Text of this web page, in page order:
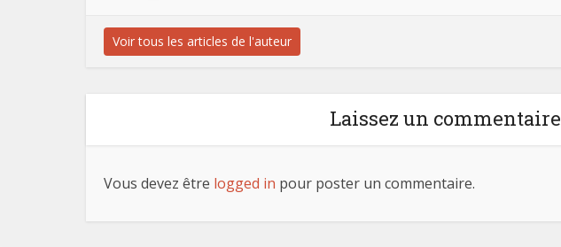
Voir tous les articles de l'auteur
Laissez un commentaire
Vous devez être logged in pour poster un commentaire.